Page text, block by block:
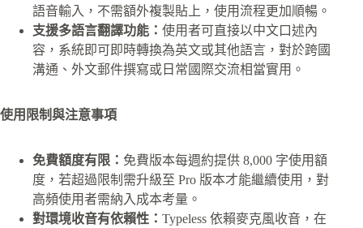
語音輸入，不需額外複製貼上，使用流程更加順暢。
支援多語言翻譯功能： 使用者可直接以中文口述內
容，系統即可即時轉換為英文或其他語言，對於跨國
溝通、外文郵件撰寫或日常國際交流相當實用。
使用限制與注意事項
免費額度有限： 免費版本每週約提供 8,000 字使用額
度，若超過限制需升級至 Pro 版本才能繼續使用，對
高頻使用者需納入成本考量。
對環境收音有依賴性： Typeless 依賴麥克風收音，在